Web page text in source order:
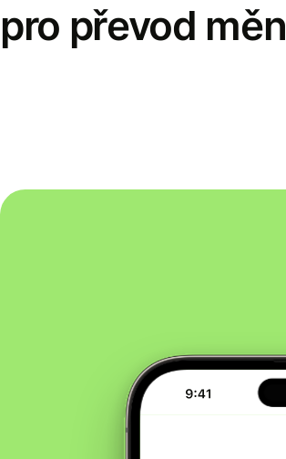
pro převod měn